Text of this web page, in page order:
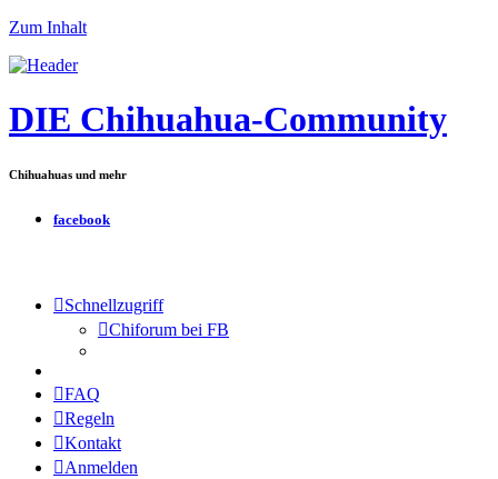
Zum Inhalt
DIE Chihuahua-Community
Chihuahuas und mehr
facebook
Schnellzugriff
Chiforum bei FB
FAQ
Regeln
Kontakt
Anmelden